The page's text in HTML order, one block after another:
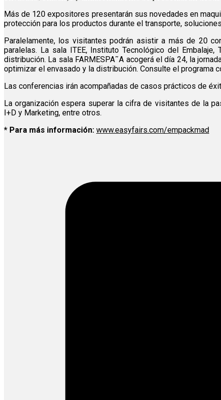
Más de 120 expositores presentarán sus novedades en
protección para los productos durante el transporte,
Paralelamente, los visitantes podrán asistir a más de 20
paralelas. La sala ITEE, Instituto Tecnológico del
distribución. La sala FARMESPA˜A acogerá el día 24, la
optimizar el envasado y la distribución. Consulte el programa
Las conferencias irán acompañadas de casos prácticos de
La organización espera superar la cifra de visitantes de la
I+D y Marketing, entre otros.
* Para más información: www.easyfairs.com/empackmad